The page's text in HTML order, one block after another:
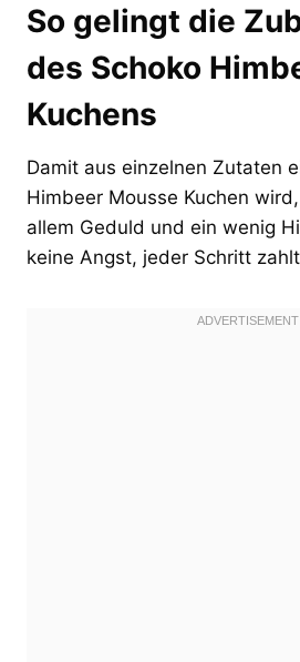
So gelingt die
des Schoko
Kuchens
Damit aus einzelnen Zutaten
Himbeer Mousse Kuchen
allem Geduld und ein wenig
keine Angst, jeder Schritt